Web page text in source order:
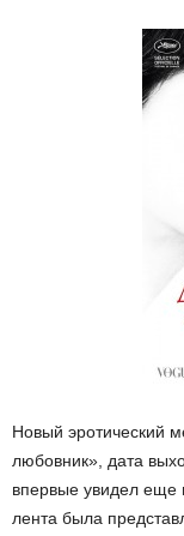
Новый эротический
любовник», дата
впервые увидел еще
лента была